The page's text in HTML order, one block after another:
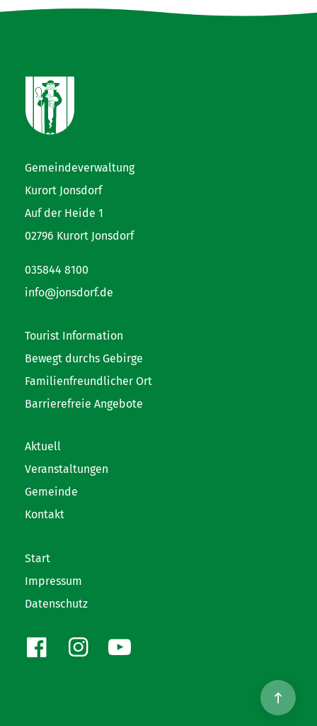
Gemeindeverwaltung
Kurort Jonsdorf
Auf der Heide 1
02796 Kurort Jonsdorf
035844 8100
info@jonsdorf.de
Tourist Information
Bewegt durchs Gebirge
Familienfreundlicher Ort
Barrierefreie Angebote
Aktuell
Veranstaltungen
Gemeinde
Kontakt
Start
Impressum
Datenschutz
FacebookInstagram